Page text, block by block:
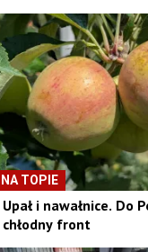
NA TOPIE
Upał i nawałnice. Do
chłodny front